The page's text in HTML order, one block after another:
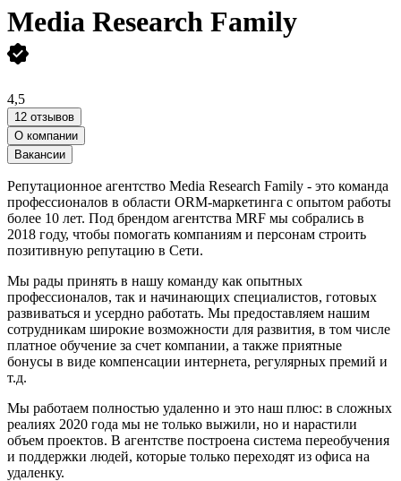
Media Research Family
4,5
12 отзывов
О компании
Вакансии
Репутационное агентство Media Research Family - это команда
профессионалов в области ORM-маркетинга с опытом работы
более 10 лет. Под брендом агентства MRF мы собрались в
2018 году, чтобы помогать компаниям и персонам строить
позитивную репутацию в Сети.
Мы рады принять в нашу команду как опытных
профессионалов, так и начинающих специалистов, готовых
развиваться и усердно работать. Мы предоставляем нашим
сотрудникам широкие возможности для развития, в том числе
платное обучение за счет компании, а также приятные
бонусы в виде компенсации интернета, регулярных премий и
т.д.
Мы работаем полностью удаленно и это наш плюс: в сложных
реалиях 2020 года мы не только выжили, но и нарастили
объем проектов. В агентстве построена система переобучения
и поддержки людей, которые только переходят из офиса на
удаленку.